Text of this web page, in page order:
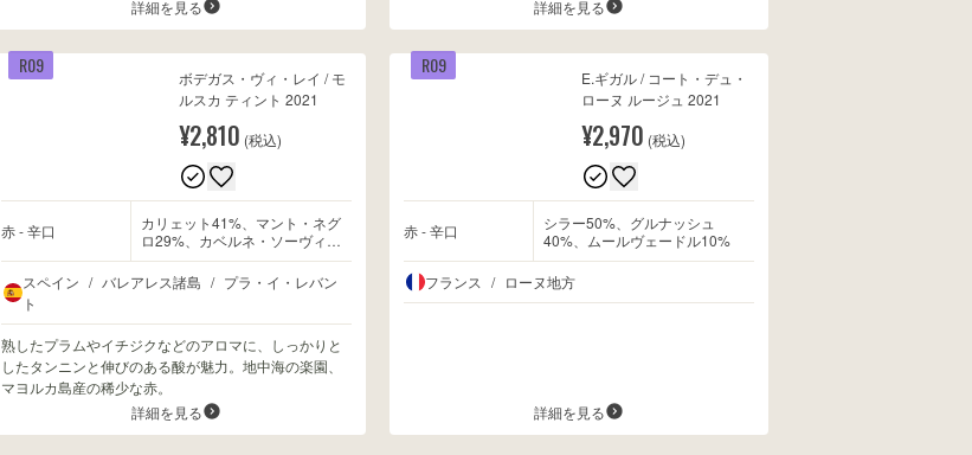
詳細を見る
詳細を見る
R09
ボデガス・ヴィ・レイ / モ
ルスカ ティント 2021
¥2,810 (税込)
赤 - 辛口
カリェット41%、マント・ネグ
ロ29%、カベルネ・ソーヴィニ
ヨン19%、メルロー11%
スペイン / バレアレス諸島 / プラ・イ・レバン
ト
熟したプラムやイチジクなどのアロマに、しっかりと
したタンニンと伸びのある酸が魅力。地中海の楽園、
マヨルカ島産の稀少な赤。
詳細を見る
R09
E.ギガル / コート・デュ・
ローヌ ルージュ 2021
¥2,970 (税込)
赤 - 辛口
シラー50%、グルナッシュ
40%、ムールヴェードル10%
フランス / ローヌ地方
詳細を見る